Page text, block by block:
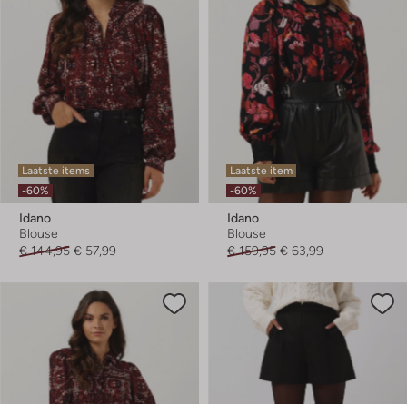
Laatste items
-60%
Idano
Blouse
€ 144,95 € 57,99
Laatste item
-60%
Idano
Blouse
€ 159,95 € 63,99